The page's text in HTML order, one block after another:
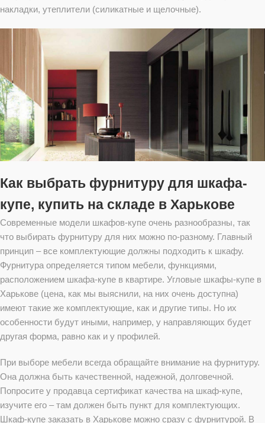
накладки, утеплители (силикатные и щелочные).
Как выбрать фурнитуру для шкафа-
купе, купить на складе в Харькове
Современные модели шкафов-купе очень разнообразны, так
что выбирать фурнитуру для них можно по-разному. Главный
принцип – все комплектующие должны подходить к шкафу.
Фурнитура определяется типом мебели, функциями,
расположением шкафа-купе в квартире. Угловые шкафы-купе в
Харькове (цена, как мы выяснили, на них очень доступна)
имеют такие же комплектующие, как и другие типы. Но их
особенности будут иными, например, у направляющих будет
другая форма, равно как и у профилей.
При выборе мебели всегда обращайте внимание на фурнитуру.
Она должна быть качественной, надежной, долговечной.
Попросите у продавца сертификат качества на шкаф-купе,
изучите его – там должен быть пункт для комплектующих.
Шкаф-купе заказать в Харькове можно сразу с фурнитурой. В